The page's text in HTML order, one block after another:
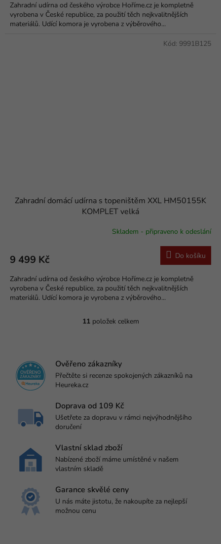
Zahradní udírna od českého výrobce Hoříme.cz je kompletně
vyrobena v České republice, za použití těch nejkvalitnějších
materiálů. Udící komora je vyrobena z výběrového...
Zahradní domácí udírna s topeništěm XXL HM50155K
KOMPLET velká
je
z
5
hvězdiček.
Skladem - připraveno k odeslání
9 499 Kč Do košíku
Zahradní udírna od českého výrobce Hoříme.cz je kompletně
vyrobena v České republice, za použití těch nejkvalitnějších
materiálů. Udící komora je vyrobena z výběrového...
Kód: 9991B125
O
d
a
c
p
r
v
v
ý
p
u
11položek celkem
Ověřeno zákazníky
Přečtěte si recenze spokojených zákazníků na
Heureka.cz
Doprava od 109 Kč
Ušetřete za dopravu v rámci nejvýhodnějšího
doručení
Vlastní sklad zboží
Nabízené zboží máme umístěné v našem
vlastním skladě
Garance skvělé ceny
U nás máte jistotu, že nakoupíte za nejlepší
možnou cenu